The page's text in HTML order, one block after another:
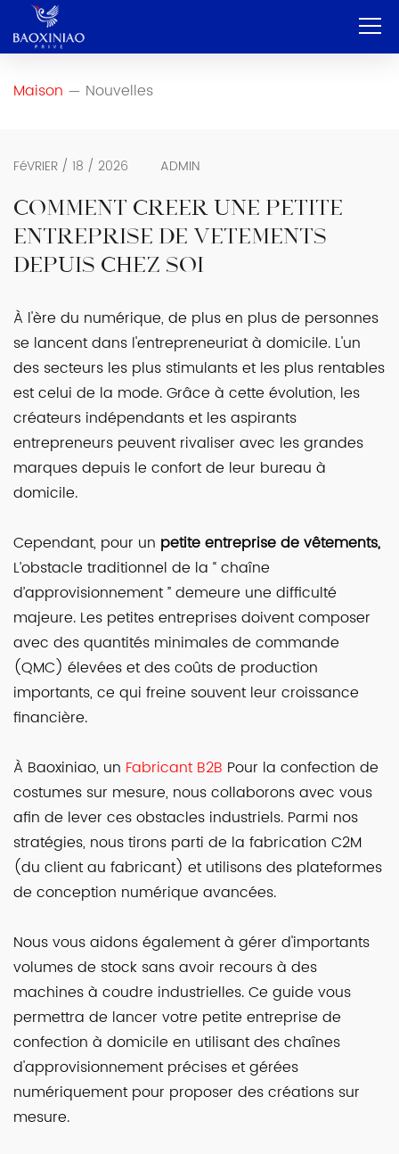
Maison — Nouvelles
FéVRIER / 18 / 2026 ADMIN
COMMENT CRÉER UNE PETITE
ENTREPRISE DE VÊTEMENTS
DEPUIS CHEZ SOI
À l'ère du numérique, de plus en plus de personnes
se lancent dans l'entrepreneuriat à domicile. L'un
des secteurs les plus stimulants et les plus rentables
est celui de la mode. Grâce à cette évolution, les
créateurs indépendants et les aspirants
entrepreneurs peuvent rivaliser avec les grandes
marques depuis le confort de leur bureau à
domicile.
Cependant, pour un petite entreprise de vêtements,
L’obstacle traditionnel de la “ chaîne
d’approvisionnement ” demeure une difficulté
majeure. Les petites entreprises doivent composer
avec des quantités minimales de commande
(QMC) élevées et des coûts de production
importants, ce qui freine souvent leur croissance
financière.
À Baoxiniao, un Fabricant B2B Pour la confection de
costumes sur mesure, nous collaborons avec vous
afin de lever ces obstacles industriels. Parmi nos
stratégies, nous tirons parti de la fabrication C2M
(du client au fabricant) et utilisons des plateformes
de conception numérique avancées.
Nous vous aidons également à gérer d'importants
volumes de stock sans avoir recours à des
machines à coudre industrielles. Ce guide vous
permettra de lancer votre petite entreprise de
confection à domicile en utilisant des chaînes
d'approvisionnement précises et gérées
numériquement pour proposer des créations sur
mesure.
OEM et ODM
Service
Produit
Blog